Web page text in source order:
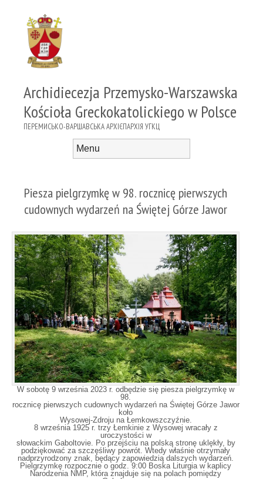
Archidiecezja Przemysko-Warszawska
Kościoła Greckokatolickiego w Polsce
ПЕРЕМИСЬКО-ВАРШАВСЬКА АРХІЄПАРХІЯ УГКЦ
Piesza pielgrzymkę w 98. rocznicę pierwszych
cudownych wydarzeń na Świętej Górze Jawor
W sobotę 9 września 2023 r. odbędzie się piesza pielgrzymkę w
98.
rocznicę pierwszych cudownych wydarzeń na Świętej Górze Jawor
koło
Wysowej-Zdroju na Łemkowszczyźnie.
8 września 1925 r. trzy Łemkinie z Wysowej wracały z
uroczystości w
słowackim Gaboltovie. Po przejściu na polską stronę uklękły, by
podziękować za szczęśliwy powrót. Wtedy właśnie otrzymały
nadprzyrodzony znak, będący zapowiedzią dalszych wydarzeń.
Pielgrzymkę rozpocznie o godz. 9:00 Boska Liturgia w kaplicy
Narodzenia NMP, która znajduje się na polach pomiędzy